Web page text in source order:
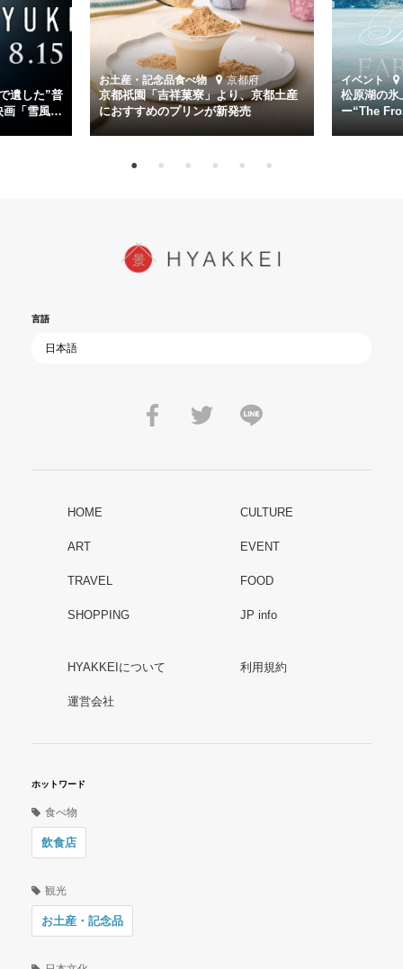
第二艦隊司令長官、伊藤整一を中井貴一が圧倒的な存在感で演じ切
る。
時代が再び、分断と暴力に揺れる現代。本作は「同じ過ちを繰り返す
道を歩んではいないか」と、彼らが命をかけて守りたいと願っ
た”今”を生きる私達に問いかける。戦後80年、戦争の記憶が薄れゆく
今だからこそ、尊い平和の価値を未来に繋ぐ作品『雪風 YUKIKAZE』
を多くの方にご覧いただきたい。
遺した”普
画「雪風
お土産・記念品食べ物 京都府
京都祇園「吉祥菓寮」より、京都土産
におすすめのプリンが新発売
イベント
松原湖の氷
ー“The
言語
HOME CULTURE
ART EVENT
TRAVEL FOOD
SHOPPING JP info
HYAKKEIについて 利用規約
運営会社
ホットワード
食べ物
飲食店
観光
お土産・記念品